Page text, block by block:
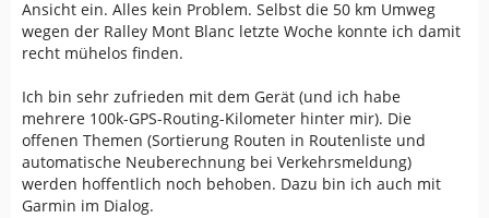
Ansicht ein. Alles kein Problem. Selbst die 50 km Umweg
wegen der Ralley Mont Blanc letzte Woche konnte ich damit
recht mühelos finden.
Ich bin sehr zufrieden mit dem Gerät (und ich habe
mehrere 100k-GPS-Routing-Kilometer hinter mir). Die
offenen Themen (Sortierung Routen in Routenliste und
automatische Neuberechnung bei Verkehrsmeldung)
werden hoffentlich noch behoben. Dazu bin ich auch mit
Garmin im Dialog.